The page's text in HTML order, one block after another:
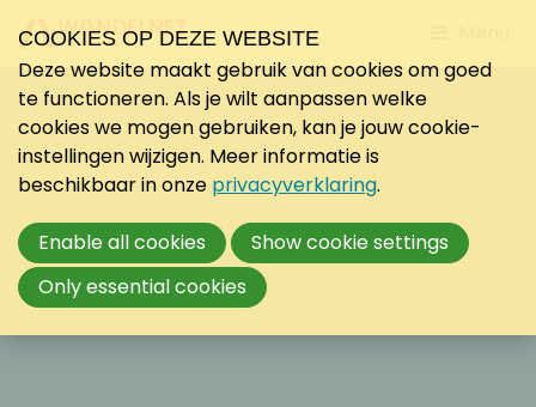
to
COOKIES OP DEZE WEBSITE
Deze website maakt gebruik van cookies om goed
te functioneren. Als je wilt aanpassen welke
cookies we mogen gebruiken, kan je jouw cookie-
instellingen wijzigen. Meer informatie is
beschikbaar in onze privacyverklaring.
Enable all cookies
Show cookie settings
Only essential cookies